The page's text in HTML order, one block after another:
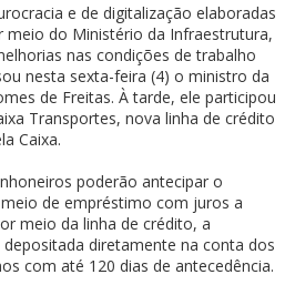
e de digitalização elaboradas
meio do Ministério da Infraestrutura,
nas condições de trabalho
nesta sexta-feira (4) o ministro da
de Freitas. À tarde, ele participou
Transportes, nova linha de crédito
Caixa.
poderão antecipar o
de empréstimo com juros a
meio da linha de crédito, a
diretamente na conta dos
com até 120 dias de antecedência.